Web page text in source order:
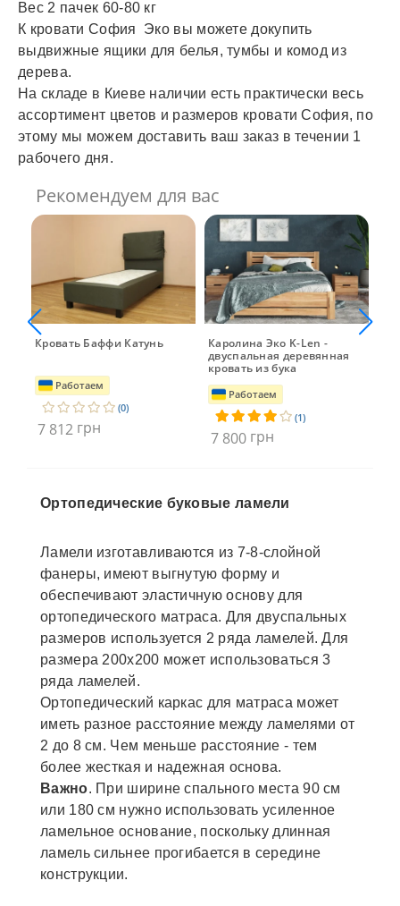
Вес 2 пачек 60-80 кг
К кровати София Эко вы можете докупить
выдвижные ящики для белья, тумбы и комод из
дерева.
На складе в Киеве наличии есть практически весь
ассортимент цветов и размеров кровати София, по
этому мы можем доставить ваш заказ в течении 1
рабочего дня.
Рекомендуем для вас
Кровать Баффи Катунь
Работаем
(0)
7 812 грн
Каролина Эко K-Len -
двуспальная деревянная
кровать из бука
Работаем
(1)
7 800 грн
Ортопедические буковые ламели
Ламели изготавливаются из 7-8-слойной
фанеры, имеют выгнутую форму и
обеспечивают эластичную основу для
ортопедического матраса. Для двуспальных
размеров используется 2 ряда ламелей. Для
размера 200х200 может использоваться 3
ряда ламелей.
Ортопедический каркас для матраса может
иметь разное расстояние между ламелями от
2 до 8 см. Чем меньше расстояние - тем
более жесткая и надежная основа.
Важно. При ширине спального места 90 см
или 180 см нужно использовать усиленное
ламельное основание, поскольку длинная
ламель сильнее прогибается в середине
конструкции.